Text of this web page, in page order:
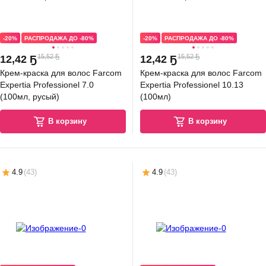
-20% РАСПРОДАЖА ДО -80%
12,42 Ҕ15,52 Ҕ
Крем-краска для волос Farcom
Expertia Professionel 7.0
(100мл, русый)
В корзину
-20% РАСПРОДАЖА ДО -80%
12,42 Ҕ15,52 Ҕ
Крем-краска для волос Farcom
Expertia Professionel 10.13
(100мл)
В корзину
4.9 (43) 4.9 (43)